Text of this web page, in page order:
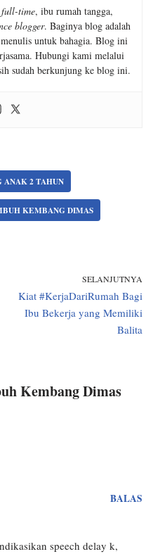
full-time, ibu rumah tangga,
blogger. Baginya blog adalah
untuk bahagia. Blog ini
Hubungi kami melalui
sudah berkunjung ke blog ini.
2 TAHUN
KEMBANG DIMAS
SELANJUTNYA
Kiat #KerjaDariRumah Bagi
Ibu Bekerja yang Memiliki
Balita
Kembang Dimas
BALAS
speech delay k,